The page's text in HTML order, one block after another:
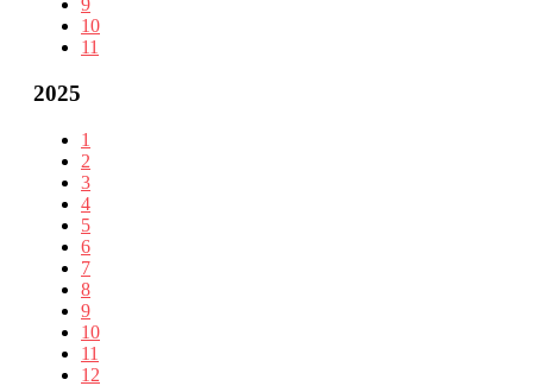
9
10
11
2025
1
2
3
4
5
6
7
8
9
10
11
12